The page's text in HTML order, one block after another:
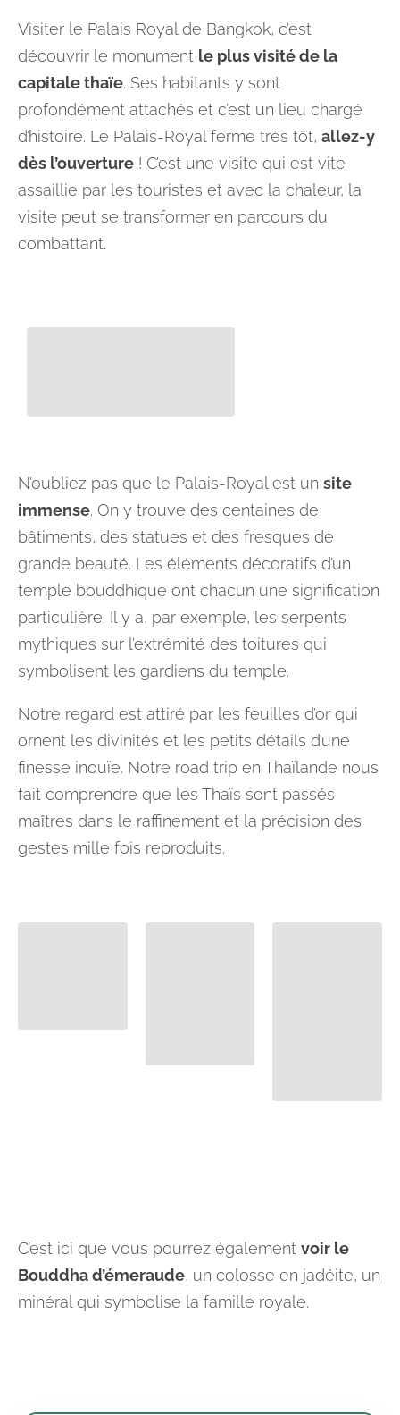
Visiter le Palais Royal de Bangkok, c’est
découvrir le monument le plus visité de la
capitale thaïe. Ses habitants y sont
profondément attachés et c’est un lieu chargé
d’histoire. Le Palais-Royal ferme très tôt, allez-y
dès l’ouverture ! C’est une visite qui est vite
assaillie par les touristes et avec la chaleur, la
visite peut se transformer en parcours du
combattant.
N’oubliez pas que le Palais-Royal est un site
immense. On y trouve des centaines de
bâtiments, des statues et des fresques de
grande beauté. Les éléments décoratifs d’un
temple bouddhique ont chacun une signification
particulière. Il y a, par exemple, les serpents
mythiques sur l’extrémité des toitures qui
symbolisent les gardiens du temple.
Notre regard est attiré par les feuilles d’or qui
ornent les divinités et les petits détails d’une
finesse inouïe. Notre road trip en Thaïlande nous
fait comprendre que les Thaïs sont passés
maîtres dans le raffinement et la précision des
gestes mille fois reproduits.
C’est ici que vous pourrez également voir le
Bouddha d’émeraude, un colosse en jadéite, un
minéral qui symbolise la famille royale.